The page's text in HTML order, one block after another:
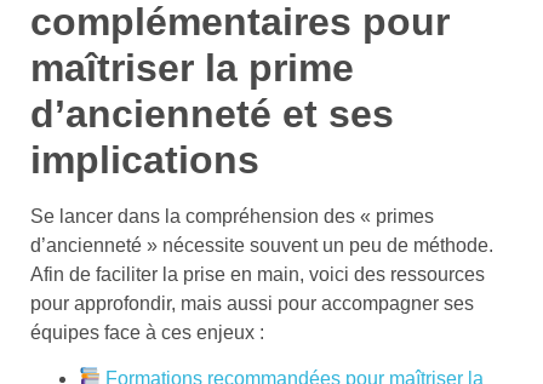
complémentaires pour
maîtriser la prime
d’ancienneté et ses
implications
Se lancer dans la compréhension des « primes
d’ancienneté » nécessite souvent un peu de méthode.
Afin de faciliter la prise en main, voici des ressources
pour approfondir, mais aussi pour accompagner ses
équipes face à ces enjeux :
Formations recommandées pour maîtriser la